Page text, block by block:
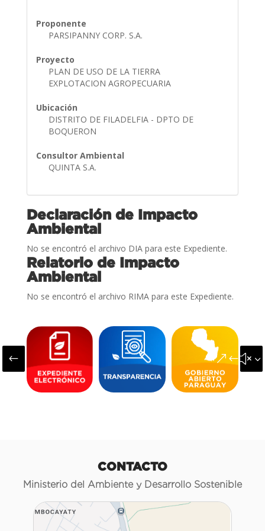
Proponente
PARSIPANNY CORP. S.A.
Proyecto
PLAN DE USO DE LA TIERRA
EXPLOTACION AGROPECUARIA
Ubicación
DISTRITO DE FILADELFIA - DPTO DE
BOQUERON
Consultor Ambiental
QUINTA S.A.
Declaración de Impacto
Ambiental
No se encontró el archivo DIA para este Expediente.
Relatorio de Impacto
Ambiental
No se encontró el archivo RIMA para este Expediente.
#
CONTACTO
Ministerio del Ambiente y Desarrollo Sostenible